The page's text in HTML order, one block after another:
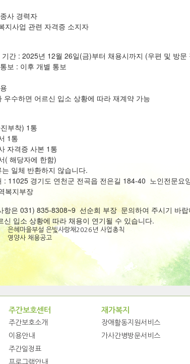
사 경력자
지사업 관련 자격증 소지자
간 : 2025년 12월 26일(금)부터 채용시까지 (우편 및 방문
보 : 이후 개별 통보
우수하면 어르신 입소 상황에 따라 재계약 가능
부착) 1통
1통
자격증 사본 1통
( 해당자에 한함)
일체 반환하지 않습니다.
: 11025 경기도 연천군 전곡읍 전은길 184-40 노인전문요
복지부장
항은 031) 835-8308~9 선순희 부장 문의하여 주시기 바랍
신 입소 상황에 따라 채용이 연기될 수 있습니다.
은혜마을부설 은빛사랑채2026년 사업총칙
영양사 채용공고
주간보호센터
주간보호소개
이용안내
주간일정표
프로그램안내
재가복지
장애활동지원서비스
가사간병방문서비스